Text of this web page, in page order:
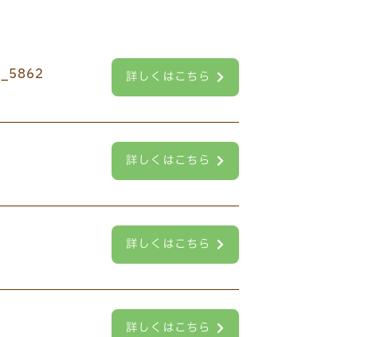
詳しくはこちら
詳しくはこちら
詳しくはこちら
詳しくはこちら